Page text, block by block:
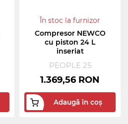
În stoc la furnizor
Compresor NEWCO
cu piston 24 L
inseriat
PEOPLE 25
1.369,56 RON
Adaugă în coș